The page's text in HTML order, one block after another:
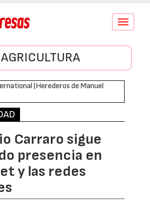
Conmutar
AGRICULTURA
Carraro sigue
presencia en
y las redes